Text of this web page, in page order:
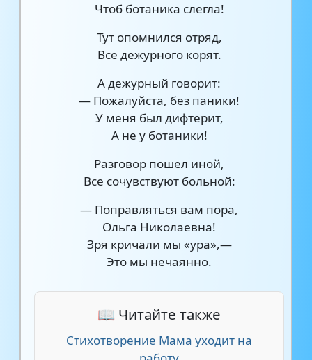
Чтоб ботаника слегла!
Тут опомнился отряд,
Все дежурного корят.
А дежурный говорит:
— Пожалуйста, без паники!
У меня был дифтерит,
А не у ботаники!
Разговор пошел иной,
Все сочувствуют больной:
— Поправляться вам пора,
Ольга Николаевна!
Зря кричали мы «ура»,—
Это мы нечаянно.
📖 Читайте также
Стихотворение Мама уходит на